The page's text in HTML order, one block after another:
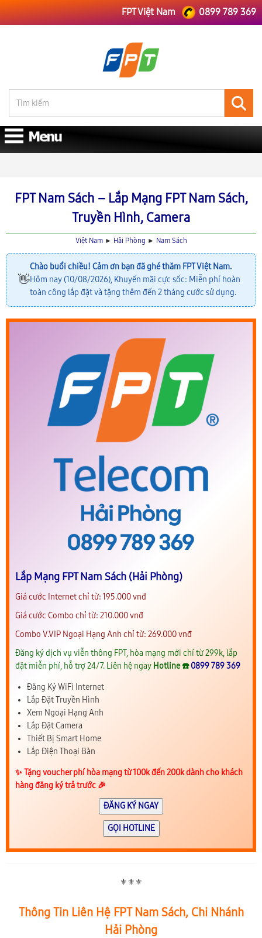
FPT Việt Nam 0899 789 369
FPT Nam Sách – Lắp Mạng FPT Nam Sách,
Truyền Hình, Camera
Việt Nam► Hải Phòng ► Nam Sách
👋
Chào buổi chiều! Cảm ơn bạn đã ghé thăm FPT Việt Nam.
Hôm nay (10/08/2026), Khuyến mãi cực sốc: Miễn phí hoàn
toàn công lắp đặt và tặng thêm đến 2 tháng cước sử dụng.
Lắp Mạng FPT Nam Sách (Hải Phòng)
Giá cước Internet chỉ từ: 195.000 vnđ
Giá cước Combo chỉ từ: 210.000 vnđ
Combo V.VIP Ngoại Hạng Anh chỉ từ: 269.000 vnđ
Đăng ký dịch vụ viễn thông FPT, hòa mạng mới chỉ từ 299k, lắp
đặt miễn phí, hỗ trợ 24/7. Liên hệ ngay Hotline ☎️0899 789 369
Đăng Ký WiFi Internet
Lắp Đặt Truyền Hình
Xem Ngoại Hạng Anh
Lắp Đặt Camera
Thiết Bị Smart Home
Lắp Điện Thoại Bàn
✨️ Tặng voucher phí hòa mạng từ 100k đến 200k dành cho khách
hàng đăng ký trả trước 🎉
ĐĂNG KÝ NGAY
GỌI HOTLINE
⚜️⚜️⚜️
Thông Tin Liên Hệ FPT Nam Sách, Chi Nhánh
Hải Phòng